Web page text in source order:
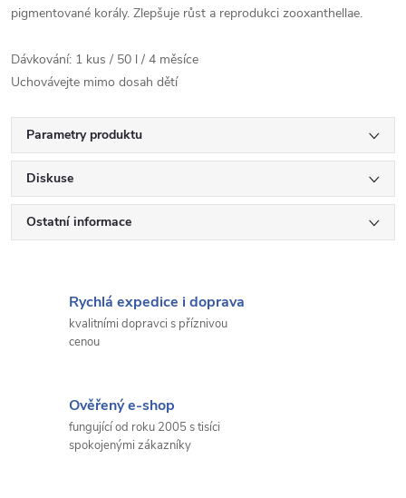
pigmentované korály. Zlepšuje růst a reprodukci zooxanthellae.
Dávkování: 1 kus / 50 l / 4 měsíce
Uchovávejte mimo dosah dětí
Parametry produktu
Diskuse
Ostatní informace
Rychlá expedice i doprava
kvalitními dopravci s příznivou
cenou
Ověřený e-shop
fungující od roku 2005 s tisíci
spokojenými zákazníky